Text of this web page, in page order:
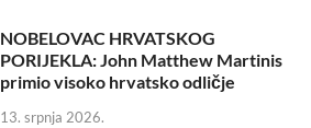
NOBELOVAC HRVATSKOG
PORIJEKLA: John Matthew Martinis
primio visoko hrvatsko odličje
13. srpnja 2026.